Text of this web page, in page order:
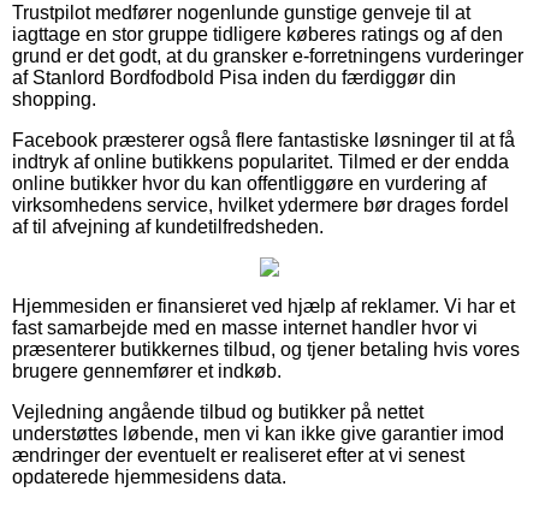
Trustpilot medfører nogenlunde gunstige genveje til at
iagttage en stor gruppe tidligere køberes ratings og af den
grund er det godt, at du gransker e-forretningens vurderinger
af Stanlord Bordfodbold Pisa inden du færdiggør din
shopping.
Facebook præsterer også flere fantastiske løsninger til at få
indtryk af online butikkens popularitet. Tilmed er der endda
online butikker hvor du kan offentliggøre en vurdering af
virksomhedens service, hvilket ydermere bør drages fordel
af til afvejning af kundetilfredsheden.
Hjemmesiden er finansieret ved hjælp af reklamer. Vi har et
fast samarbejde med en masse internet handler hvor vi
præsenterer butikkernes tilbud, og tjener betaling hvis vores
brugere gennemfører et indkøb.
Vejledning angående tilbud og butikker på nettet
understøttes løbende, men vi kan ikke give garantier imod
ændringer der eventuelt er realiseret efter at vi senest
opdaterede hjemmesidens data.